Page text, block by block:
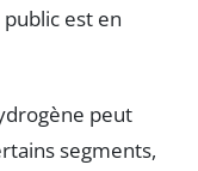
public est en
peut
segments,